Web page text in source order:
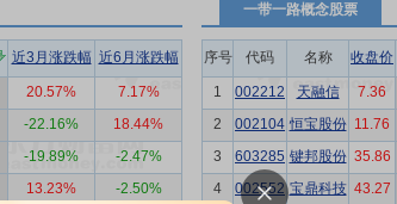
近3月涨跌幅 近6月涨跌幅
20.57%
7.17%
-22.16%
18.44%
-19.89%
-2.47%
13.23%
-2.50%
一带一路概念股票
序号 代码 名称 收盘价
1 002212 天融信 7.36
2
002104 恒宝股份 11.76
3
603285 键邦股份 35.86
4
002552 宝鼎科技 43.27